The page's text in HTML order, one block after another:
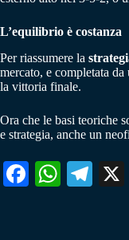
L’equilibrio è costanza
Per riassumere la
mercato, e completata
la vittoria finale.
Ora che le basi teoriche
e strategia, anche un
Fa W
Te